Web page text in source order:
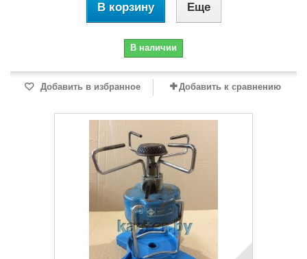
В корзину Еще
В наличии
Добавить в избранное Добавить к сравнению